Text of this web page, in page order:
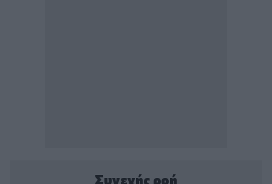
Συνεχής ροή